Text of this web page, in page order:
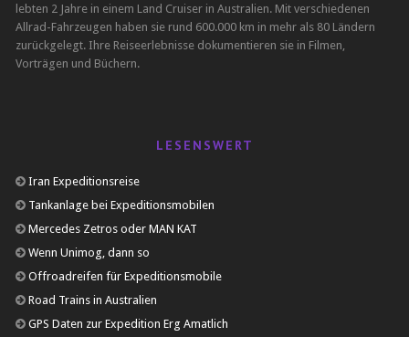
lebten 2 Jahre in einem Land Cruiser in Australien. Mit verschiedenen
Allrad-Fahrzeugen haben sie rund 600.000 km in mehr als 80 Ländern
zurückgelegt. Ihre Reiseerlebnisse dokumentieren sie in Filmen,
Vorträgen und Büchern.
LESENSWERT
Iran Expeditionsreise
Tankanlage bei Expeditionsmobilen
Mercedes Zetros oder MAN KAT
Wenn Unimog, dann so
Offroadreifen für Expeditionsmobile
Road Trains in Australien
GPS Daten zur Expedition Erg Amatlich